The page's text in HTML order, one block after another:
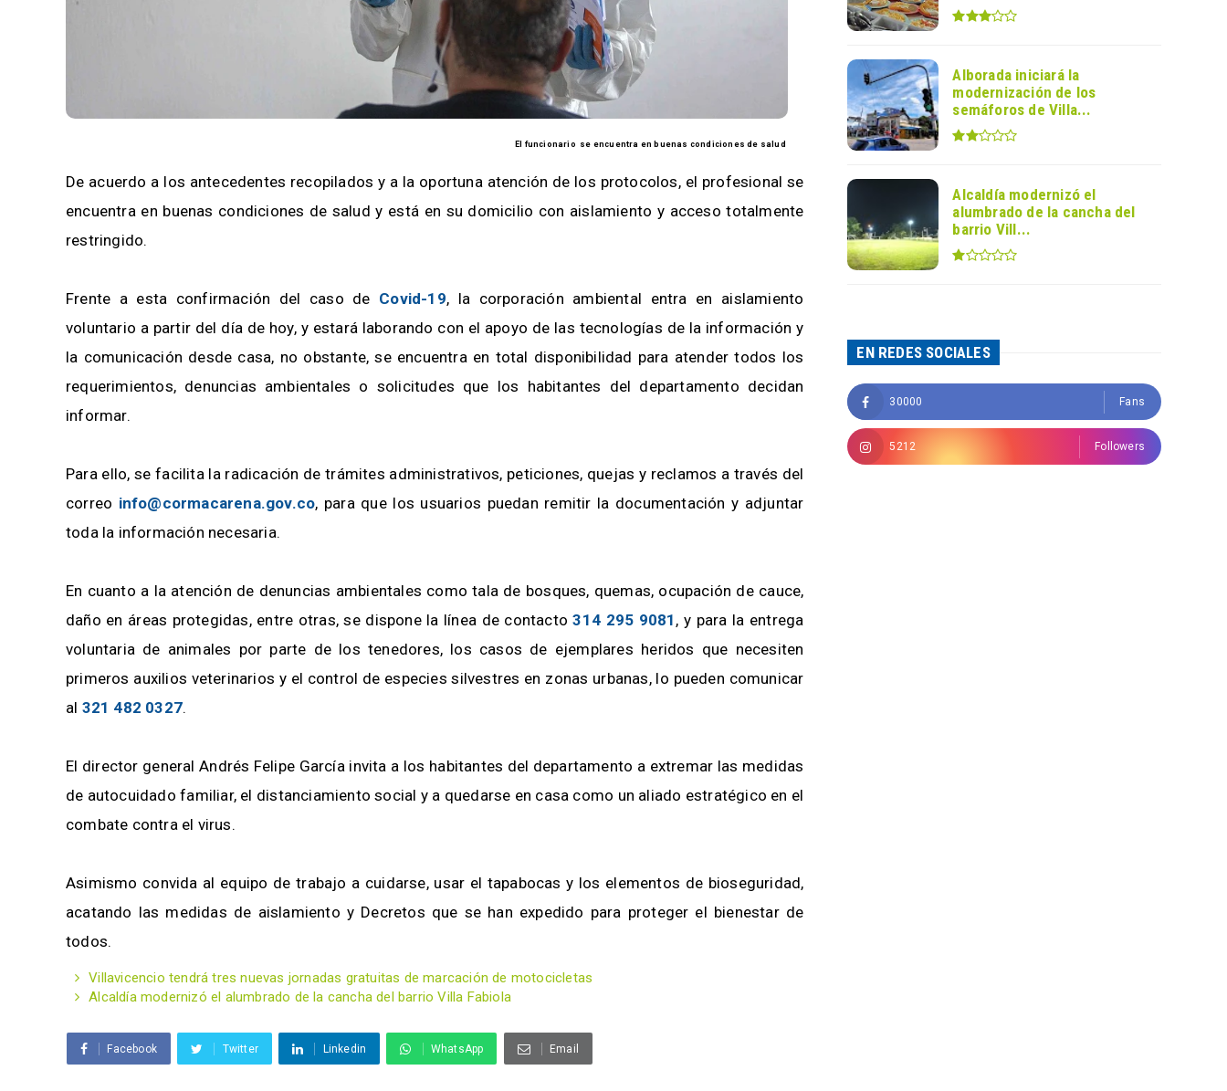
El funcionario se encuentra en buenas condiciones de salud
De acuerdo a los antecedentes recopilados y a la oportuna atención de los protocolos, el profesional se
encuentra en buenas condiciones de salud y está en su domicilio con aislamiento y acceso totalmente
restringido.
Frente a esta confirmación del caso de Covid-19, la corporación ambiental entra en aislamiento
voluntario a partir del día de hoy, y estará laborando con el apoyo de las tecnologías de la información y
la comunicación desde casa, no obstante, se encuentra en total disponibilidad para atender todos los
requerimientos, denuncias ambientales o solicitudes que los habitantes del departamento decidan
informar.
Para ello, se facilita la radicación de trámites administrativos, peticiones, quejas y reclamos a través del
correo info@cormacarena.gov.co, para que los usuarios puedan remitir la documentación y adjuntar
toda la información necesaria.
En cuanto a la atención de denuncias ambientales como tala de bosques, quemas, ocupación de cauce,
daño en áreas protegidas, entre otras, se dispone la línea de contacto314 295 9081 , y para la entrega
voluntaria de animales por parte de los tenedores, los casos de ejemplares heridos que necesiten
primeros auxilios veterinarios y el control de especies silvestres en zonas urbanas, lo pueden comunicar
al 321 482 0327.
El director general Andrés Felipe García invita a los habitantes del departamento a extremar las medidas
de autocuidado familiar, el distanciamiento social y a quedarse en casa como un aliado estratégico en el
combate contra el virus.
Asimismo convida al equipo de trabajo a cuidarse, usar el tapabocas y los elementos de bioseguridad,
acatando las medidas de aislamiento y Decretos que se han expedido para proteger el bienestar de
todos.
Villavicencio tendrá tres nuevas jornadas gratuitas de marcación de motocicletas
Alcaldía modernizó el alumbrado de la cancha del barrio Villa Fabiola
Facebook Twitter Linkedin WhatsApp Email
Alborada iniciará la
modernización de los
semáforos de Villa...
Alcaldía modernizó el
alumbrado de la cancha del
barrio Vill...
EN REDES SOCIALES
30000 Fans
5212 Followers